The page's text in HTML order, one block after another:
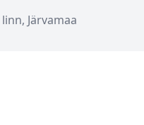
Järvamaa